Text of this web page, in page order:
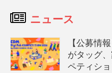
ニュース
【公募情
がタッグ
ペティシ